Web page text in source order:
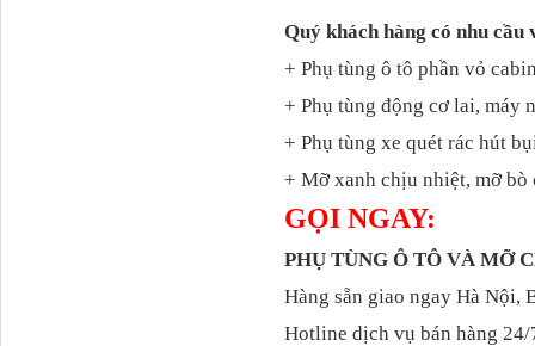
Quý khách hàng có nhu cầu
+ Phụ tùng ô tô phần vỏ
+ Phụ tùng động cơ lai, máy
+ Phụ tùng xe quét rác hút
+ Mỡ xanh chịu nhiệt, mỡ
GỌI NGAY:
PHỤ TÙNG Ô TÔ VÀ MỠ
Hàng sẵn giao ngay Hà Nội,
Hotline dịch vụ bán hàng 24/